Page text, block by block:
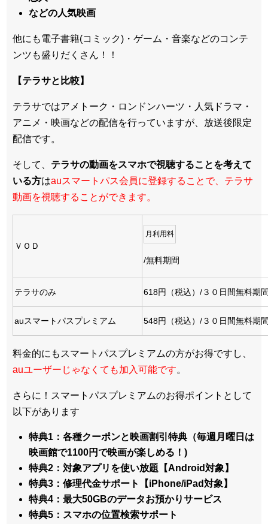
などの人気映画
他にも電子書籍(コミック)・ゲーム・音楽などのコンテ
ンツも盛りだくさん！！
【テラサと比較】
テラサではアメトーク・ロンドンハーツ・人気ドラマ・
アニメ・映画などの配信を行っていますが、放送後限定
配信です。
そして、 テラサの動画をスマホで視聴することを考えて
いる方はauスマートパス会員に登録することで、テラサ
動画を視聴することができます。
ＶＯＤ
月利用料
/無料期間
テラサのみ 618円（税込）/３０日間無料期
auスマートパスプレミアム 548円（税込）/３０日間無料期
料金的にもスマートパスプレミアムの方がお得ですし、
auユーザーじゃなくても加入可能です。
さらに！スマートパスプレミアムのお得ポイントとして
以下があります
特典1：各種クーポンと映画割引特典（毎週月曜日は
映画館で1100円で映画が楽しめる！)
特典2：対象アプリを使い放題【Android対象】
特典3：修理代金サポート【iPhone/iPad対象】
特典4：最大50GBのデータお預かりサービス
特典5：スマホの位置検索サポート